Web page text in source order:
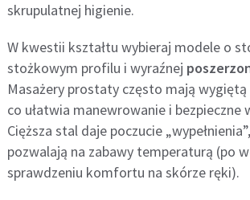
skrupulatnej higienie.
W kwestii kształtu wybieraj modele o
stożkowym profilu i wyraźnej
Masażery prostaty często mają
co ułatwia manewrowanie i bezpieczne
Cięższa stal daje poczucie
pozwalają na zabawy temperaturą (po
sprawdzeniu komfortu na skórze ręki).